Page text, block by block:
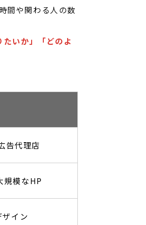
間や関わる人の数
たいか」「どのよ
告代理店
規模なHP
イン